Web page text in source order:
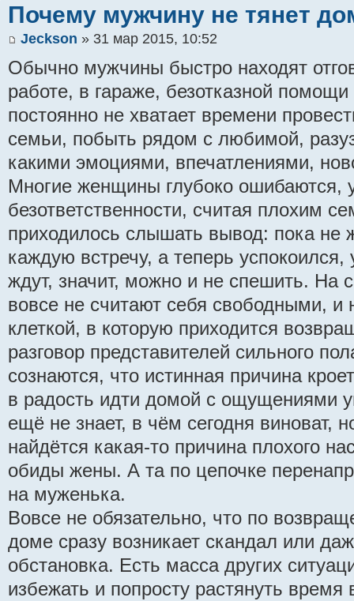
Почему мужчину не тянет
Jeckson » 31 мар 2015, 10:52
Обычно мужчины быстро находят
работе, в гараже, безотказной
постоянно не хватает времени
семьи, побыть рядом с любимой,
какими эмоциями, впечатлениями,
Многие женщины глубоко ошибаются,
безответственности, считая плохим
приходилось слышать вывод: пока не
каждую встречу, а теперь успокоился,
ждут, значит, можно и не спешить. На
вовсе не считают себя свободными, и
клеткой, в которую приходится
разговор представителей сильного
сознаются, что истинная причина
в радость идти домой с ощущениями
ещё не знает, в чём сегодня виноват,
найдётся какая-то причина плохого
обиды жены. А та по цепочке
на муженька.
Вовсе не обязательно, что по
доме сразу возникает скандал или
обстановка. Есть масса других
избежать и попросту растянуть